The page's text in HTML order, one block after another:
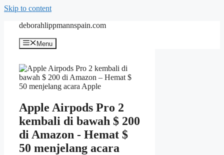
Skip to content
deborahlippmannspain.com
Menu
Apple Airpods Pro 2
kembali di bawah $ 200
di Amazon - Hemat $
50 menjelang acara